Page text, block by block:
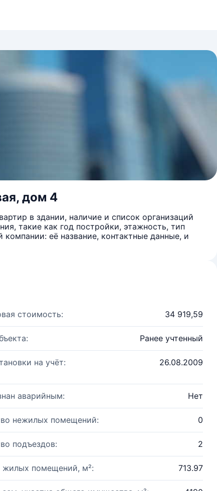
дом 4
в здании, наличие и список организаций
такие как год постройки, этажность, тип
её название, контактные данные, и
стоимость: 34 919,59
Ранее учтенный
на учёт: 26.08.2009
аварийным: Нет
нежилых помещений: 0
подъездов: 2
помещений, м²: 713.97